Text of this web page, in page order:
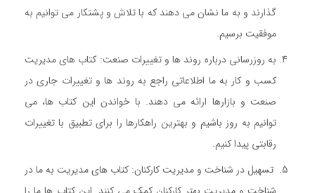
گذارند و به ما نشان می دهند که با تلاش و پشتکار می توانیم به
موفقیت برسیم.
به روزرسانی درباره روند ها و تغییرات صنعت: کتاب های مدیریت
کسب و کار به ما اطلاعاتی راجع به روند ها و تغییرات جاری در
صنعت و بازارها ارائه می دهند. با خواندن این کتاب ها، می
توانیم به روز باشیم و بهترین راهکارها را برای تطبیق با تغییرات
رقابتی پیدا کنیم.
تسهیل در شناخت و مدیریت کارکنان: کتاب های مدیریت به ما در